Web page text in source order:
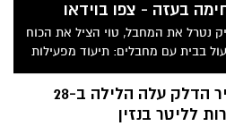
בעזה - צפו בוידאו
נטרל את המחבל, טוי הציל את הכוח
בבית עם מחבלים: תיעוד מפעילות
עוקץ ברצועת עזה
מחיר הדלק עלה הלילה ב-28
לליטר בנזין